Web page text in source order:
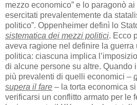
mezzo economico” e lo paragonò
esercitati prevalentemente da
politico”. Oppenheimer definì lo
sistematica dei mezzi politici. Ecco
aveva ragione nel definire la guerra
politica: ciascuna implica
di alcune persone su altre. Quando
più prevalenti di quelli economici –
supera il fare – la torta economica
verificarsi un conflitto armato per le